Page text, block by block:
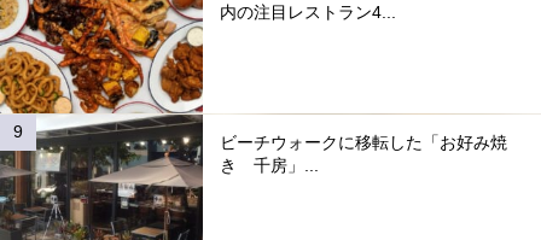
内の注目レストラン4...
ビーチウォークに移転した「お好み焼
き 千房」...